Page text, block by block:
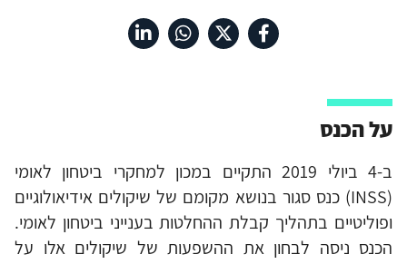
על הכנס
ב-4 ביולי 2019 התקיים במכון למחקרי ביטחון לאומי
(INSS) כנס סגור בנושא מקומם של שיקולים אידיאולוגיים
ופוליטיים בתהליך קבלת ההחלטות בענייני ביטחון לאומי.
הכנס ניסה לבחון את ההשפעות של שיקולים אלו על